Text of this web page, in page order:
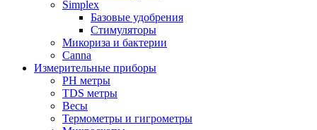
Simplex
Базовые удобрения
Стимуляторы
Микориза и бактерии
Canna
Измерительные приборы
PH метры
TDS метры
Весы
Термометры и гигрометры